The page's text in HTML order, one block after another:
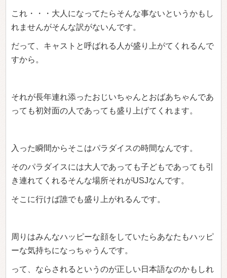
これ・・・大人になってたらそんな事ないというかもし
れませんがそんな訳がないんです。
だって、キャストと呼ばれる人が盛り上がてくれるんで
すから。
それが長年連れ添ったおじいちゃんとおばあちゃんであ
っても初対面の人であっても盛り上げてくれます。
入った瞬間からそこはパラダイスの時間なんです。
そのパラダイスには大人であっても子どもであっても引
き連れてくれるそんな場所それがUSJなんです。
そこに行けば誰でも盛り上がれるんです。
周りはみんなハッピーな顔をしていたらあなたもハッピ
ーな気持ちになっちゃうんです。
って、ならされるというのが正しい日本語なのかもしれ